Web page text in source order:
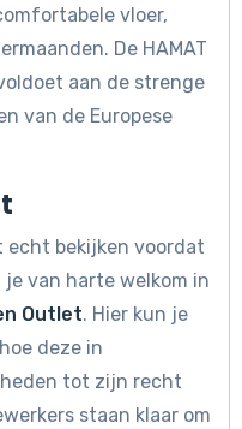
vloer,
De HAMAT
aan de strenge
van de Europese
echt bekijken voordat
je van harte welkom in
Outlet. Hier kun je
deze in
tot zijn recht
staan klaar om